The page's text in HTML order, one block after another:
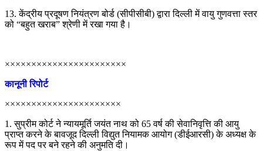
13. केंद्रीय प्रदूषण नियंत्रण बोर्ड (सीपीसीबी) द्वारा दिल्ली में वायु गुणवत्ता स्तर
को “बहुत खराब” श्रेणी में रखा गया है।
×××××××××××××××××××××××
कानूनी रिपोर्ट
××××××××××××××××××××××
1. सुप्रीम कोर्ट ने न्यायमूर्ति जयंत नाथ को 65 वर्ष की सेवानिवृत्ति की आयु
प्राप्त करने के बावजूद दिल्ली विद्युत नियामक आयोग (डीईआरसी) के अध्यक्ष के
रूप में पद पर बने रहने की अनुमति दी।